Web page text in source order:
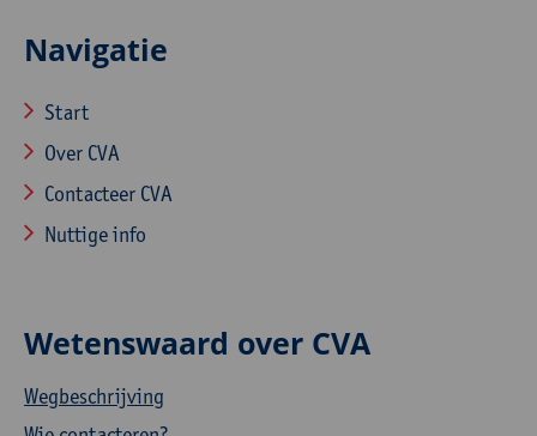
Navigatie
Start
Over CVA
Contacteer CVA
Nuttige info
Wetenswaard over CVA
Wegbeschrijving